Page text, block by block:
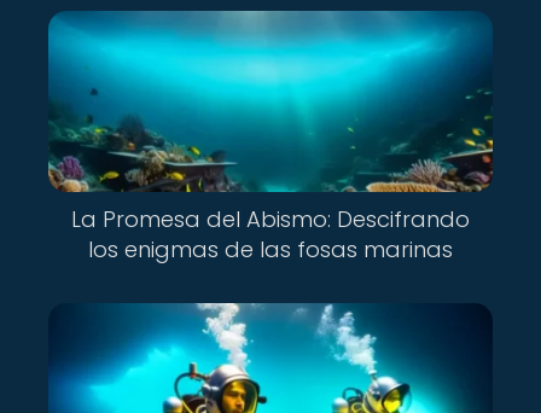
La Promesa del Abismo: Descifrando
los enigmas de las fosas marinas